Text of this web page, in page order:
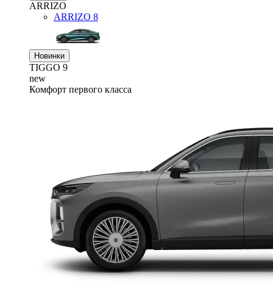
ARRIZO
ARRIZO 8
Новинки
TIGGO 9
new
Комфорт первого класса